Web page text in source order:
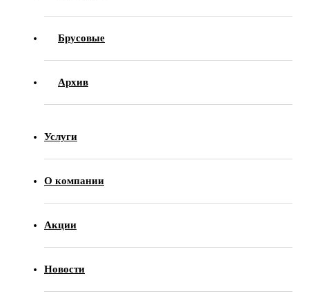
Брусовые
Архив
Услуги
О компании
Акции
Новости